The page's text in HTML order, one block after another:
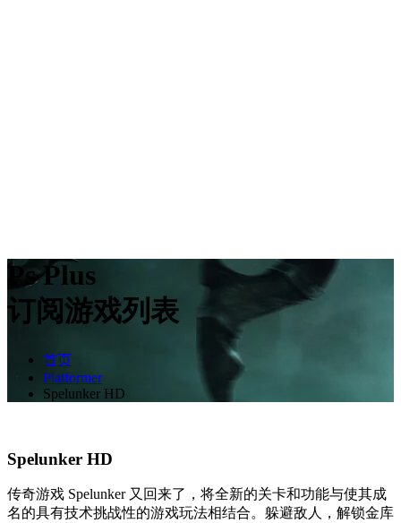
Ps Plus
订阅游戏列表
首页
Platformer
Spelunker HD
Spelunker HD
传奇游戏 Spelunker 又回来了，将全新的关卡和功能与使其成
名的具有技术挑战性的游戏玩法相结合。躲避敌人，解锁金库